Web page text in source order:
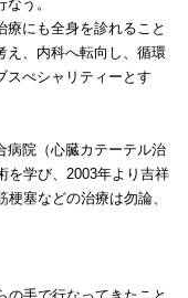
う。
療にも全身を診れること
え、内科へ転向し、循環
スぺシャリティーとす
病院（心臓カテーテル治
を学び、2003年より吉祥
塞などの治療は勿論、